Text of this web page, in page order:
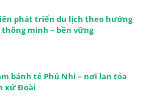
phát triển du lịch theo hướng
thông minh – bền vững
bánh tẻ Phú Nhi – nơi lan tỏa
xứ Đoài